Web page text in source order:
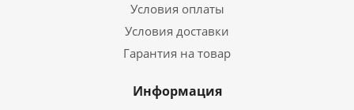
Условия оплаты
Условия доставки
Гарантия на товар
Информация